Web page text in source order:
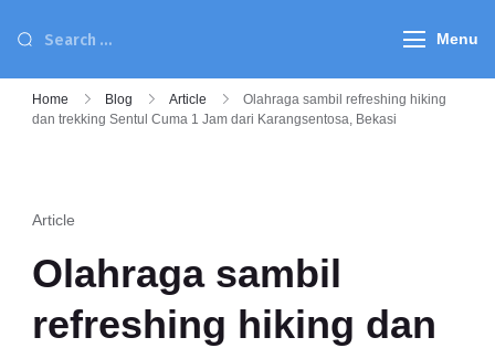
Menu
Home Blog Article
Olahraga sambil refreshing hiking
dan trekking Sentul Cuma 1 Jam dari Karangsentosa, Bekasi
Article
Olahraga sambil
refreshing hiking dan